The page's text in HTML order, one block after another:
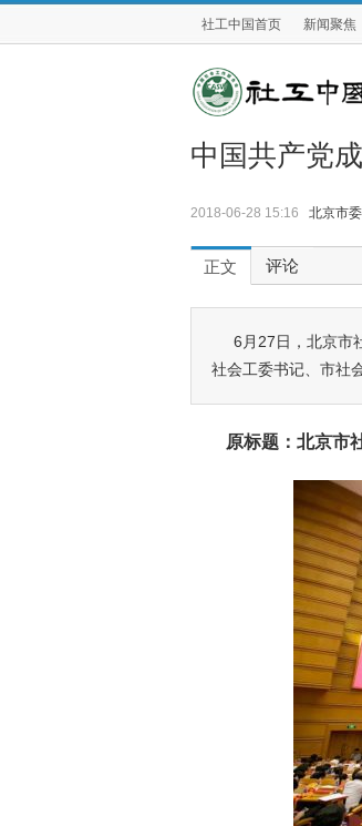
社工中国首页 新闻聚焦
中国共产党
2018-06-28 15:16 北京市
正文 评论
6月27日，北京市
社会工委书记、市社
原标题：北京市